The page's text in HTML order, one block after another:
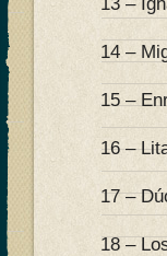
14 –
15 –
16 –
17 –
18 –